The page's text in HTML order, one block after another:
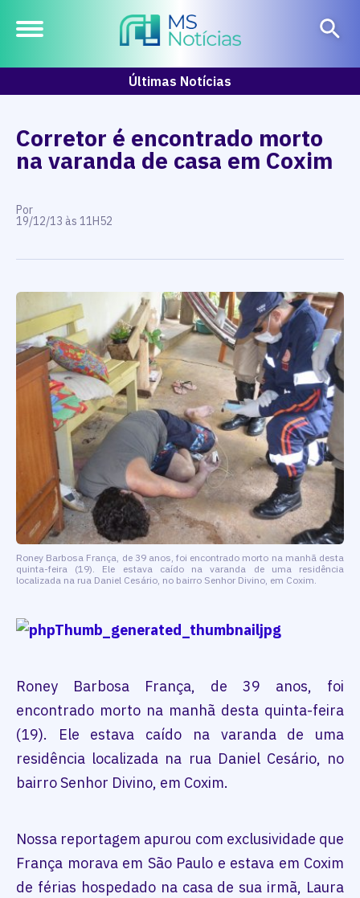
Últimas Notícias
Corretor é encontrado morto
na varanda de casa em Coxim
Por
19/12/13 às 11H52
Roney Barbosa França, de 39 anos, foi encontrado morto na manhã desta
quinta-feira (19). Ele estava caído na varanda de uma residência
localizada na rua Daniel Cesário, no bairro Senhor Divino, em Coxim.
Roney Barbosa França, de 39 anos, foi
encontrado morto na manhã desta quinta-feira
(19). Ele estava caído na varanda de uma
residência localizada na rua Daniel Cesário, no
bairro Senhor Divino, em Coxim.
Nossa reportagem apurou com exclusividade que
França morava em São Paulo e estava em Coxim
de férias hospedado na casa de sua irmã, Laura